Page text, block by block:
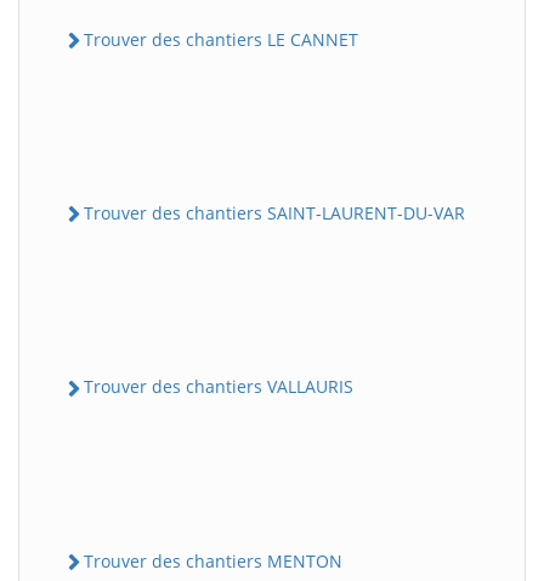
Trouver des chantiers LE CANNET
Trouver des chantiers SAINT-LAURENT-DU-VAR
Trouver des chantiers VALLAURIS
Trouver des chantiers MENTON